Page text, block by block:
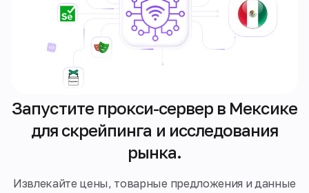
Запустите прокси-сервер в Мексике
для скрейпинга и исследования
рынка.
Извлекайте цены, товарные предложения и данные